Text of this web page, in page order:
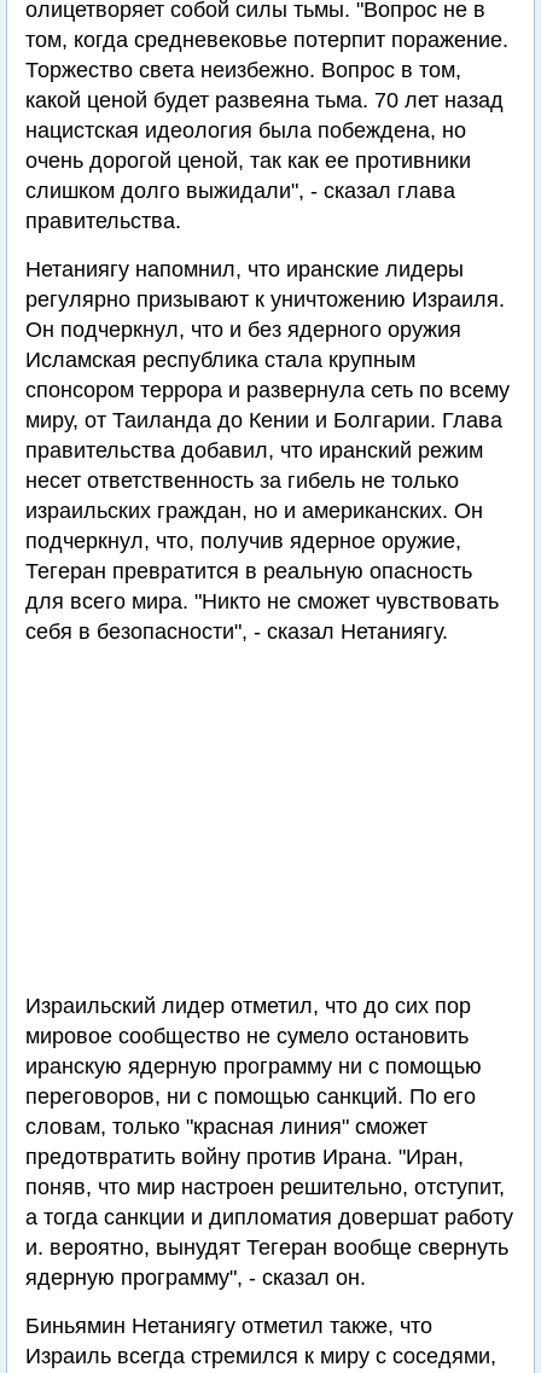
олицетворяет собой силы тьмы. "Вопрос не в
том, когда средневековье потерпит поражение.
Торжество света неизбежно. Вопрос в том,
какой ценой будет развеяна тьма. 70 лет назад
нацистская идеология была побеждена, но
очень дорогой ценой, так как ее противники
слишком долго выжидали", - сказал глава
правительства.
Нетаниягу напомнил, что иранские лидеры
регулярно призывают к уничтожению Израиля.
Он подчеркнул, что и без ядерного оружия
Исламская республика стала крупным
спонсором террора и развернула сеть по всему
миру, от Таиланда до Кении и Болгарии. Глава
правительства добавил, что иранский режим
несет ответственность за гибель не только
израильских граждан, но и американских. Он
подчеркнул, что, получив ядерное оружие,
Тегеран превратится в реальную опасность
для всего мира. "Никто не сможет чувствовать
себя в безопасности", - сказал Нетаниягу.
Израильский лидер отметил, что до сих пор
мировое сообщество не сумело остановить
иранскую ядерную программу ни с помощью
переговоров, ни с помощью санкций. По его
словам, только "красная линия" сможет
предотвратить войну против Ирана. "Иран,
поняв, что мир настроен решительно, отступит,
а тогда санкции и дипломатия довершат работу
и. вероятно, вынудят Тегеран вообще свернуть
ядерную программу", - сказал он.
Биньямин Нетаниягу отметил также, что
Израиль всегда стремился к миру с соседями,